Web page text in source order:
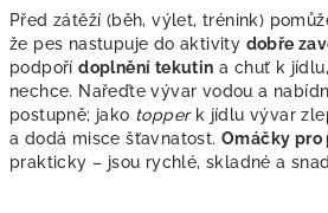
Před zátěží (běh, výlet, trénink)
že pes nastupuje do aktivity dobře
podpořídoplnění tekutin a chuť k
nechce. Nařeďte vývar vodou a
postupně; jako topperk jídlu vývar
a dodá misce šťavnatost. Omáčky pro
prakticky – jsou rychlé, skladné a